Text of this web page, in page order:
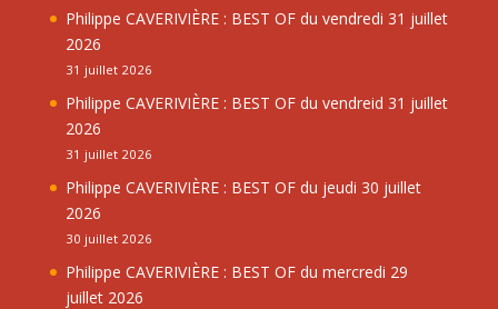
Philippe CAVERIVIÈRE : BEST OF du vendredi 31 juillet
2026
31 juillet 2026
Philippe CAVERIVIÈRE : BEST OF du vendreid 31 juillet
2026
31 juillet 2026
Philippe CAVERIVIÈRE : BEST OF du jeudi 30 juillet
2026
30 juillet 2026
Philippe CAVERIVIÈRE : BEST OF du mercredi 29
juillet 2026